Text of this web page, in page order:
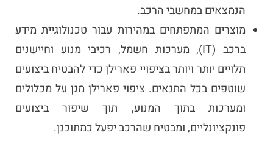
הנמצאים במחשבי הרכב.
מוצרים המתפתחים במהירות עבור טכנולוגיית מידע
ברכב (IT), מערכות חשמל, רכיבי מנוע וחיישנים
תלויים יותר ויותר בציפויי פארילן כדי להבטיח ביצועים
שוטפים בכל התנאים. ציפוי פארילן מגן על מכלולים
ומערכות בתוך המנוע, תוך שיפור ביצועים
פונקציונליים, ומבטיח שהרכב יפעל כמתוכנן.